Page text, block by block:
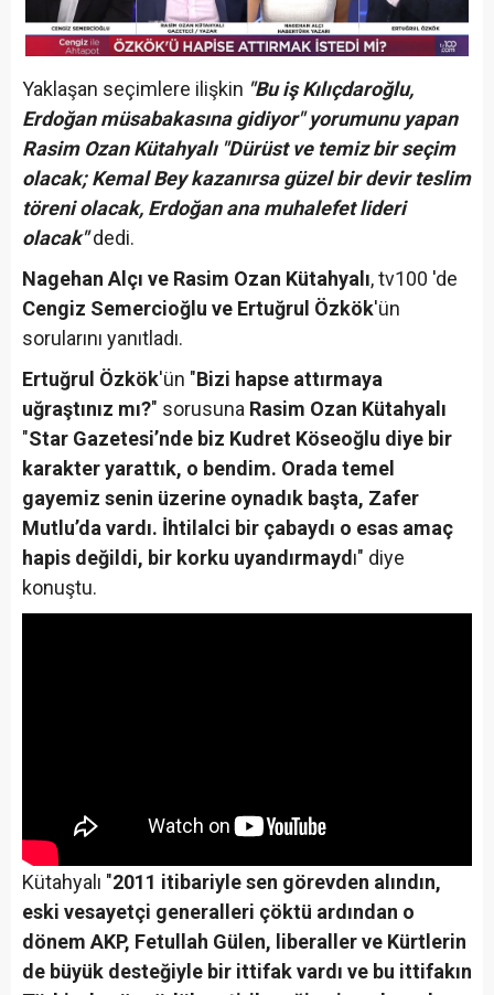
Yaklaşan seçimlere ilişkin "Bu iş Kılıçdaroğlu,
Erdoğan müsabakasına gidiyor" yorumunu yapan
Rasim Ozan Kütahyalı "Dürüst ve temiz bir seçim
olacak; Kemal Bey kazanırsa güzel bir devir teslim
töreni olacak, Erdoğan ana muhalefet lideri
olacak"dedi.
Nagehan Alçı ve Rasim Ozan Kütahyalı, tv100 'de
Cengiz Semercioğlu ve Ertuğrul Özkök'ün
sorularını yanıtladı.
Ertuğrul Özkök'ün "Bizi hapse attırmaya
uğraştınız mı?" sorusuna Rasim Ozan Kütahyalı
"Star Gazetesi’nde biz Kudret Köseoğlu diye bir
karakter yarattık, o bendim. Orada temel
gayemiz senin üzerine oynadık başta, Zafer
Mutlu’da vardı. İhtilalci bir çabaydı o esas amaç
hapis değildi, bir korku uyandırmaydı" diye
konuştu.
Kütahyalı "2011 itibariyle sen görevden alındın,
eski vesayetçi generalleri çöktü ardından o
dönem AKP, Fetullah Gülen, liberaller ve Kürtlerin
de büyük desteğiyle bir ittifak vardı ve bu ittifakın